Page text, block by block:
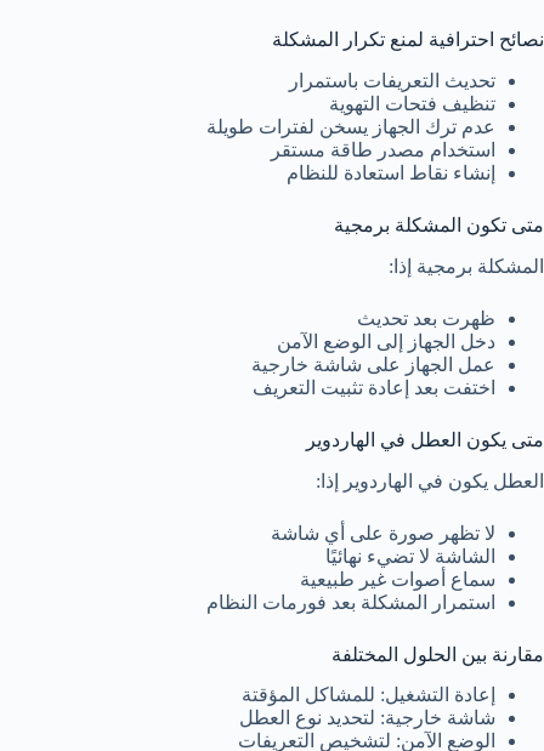
نصائح احترافية لمنع تكرار المشكلة
تحديث التعريفات باستمرار
تنظيف فتحات التهوية
عدم ترك الجهاز يسخن لفترات طويلة
استخدام مصدر طاقة مستقر
إنشاء نقاط استعادة للنظام
متى تكون المشكلة برمجية
المشكلة برمجية إذا:
ظهرت بعد تحديث
دخل الجهاز إلى الوضع الآمن
عمل الجهاز على شاشة خارجية
اختفت بعد إعادة تثبيت التعريف
متى يكون العطل في الهاردوير
العطل يكون في الهاردوير إذا:
لا تظهر صورة على أي شاشة
الشاشة لا تضيء نهائيًا
سماع أصوات غير طبيعية
استمرار المشكلة بعد فورمات النظام
مقارنة بين الحلول المختلفة
إعادة التشغيل: للمشاكل المؤقتة
شاشة خارجية: لتحديد نوع العطل
الوضع الآمن: لتشخيص التعريفات